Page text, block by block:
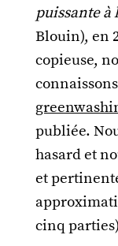
puissante à
Blouin), en
copieuse,
publiée.
hasard et
et
cinq